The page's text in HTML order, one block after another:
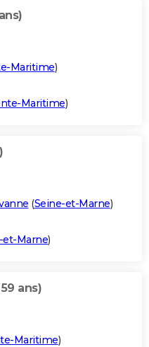
Maritime)
Maritime)
(Seine-et-Marne)
et-Marne)
ans)
Maritime)